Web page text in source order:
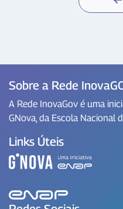
Sobre a Rede
A Rede InovaGov é uma
GNova, da Escola Nacional
Links Úteis